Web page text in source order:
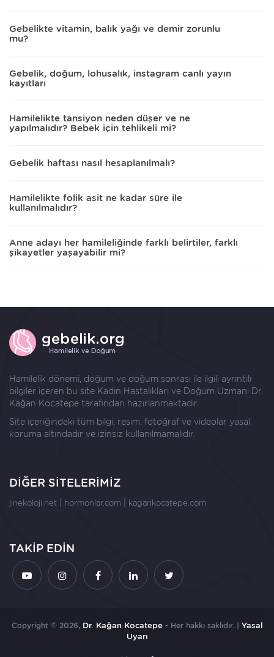
Gebelikte vitamin, balık yağı ve demir zorunlu
mu?
Gebelik, doğum, lohusalık, instagram canlı yayın
kayıtları
Hamilelikte tansiyon neden düşer ve ne
yapılmalıdır? Bebek için tehlikeli mi?
Gebelik haftası nasıl hesaplanılmalı?
Hamilelikte folik asit ne kadar süre ile
kullanılmalıdır?
Anne adayı her hamileliğinde farklı belirtiler, farklı
şikayetler yaşayabilir mi?
Hamilelik dönemi, doğum ve doğum sonrası ile ilgili ayrıntılı
bilgiler içeren bu site Kadın Hastalıkları ve Doğum Uzmanı Dr.
Kağan Kocatepe tarafından hazırlanmaktadır.
Site içeriğindeki tüm bilgi, resim, fotoğraf ve videolar yasal
koruma altındadır ve izinsiz kullanılmamalıdır.
DİĞER SİTELERİMİZ
jinekoloji.net hormonlar.com kagankocatepe.com
TAKİP EDİN
Copyright © 2026, Dr. Kağan Kocatepe- Her hakkı saklıdır. | Yasal
Uyarı